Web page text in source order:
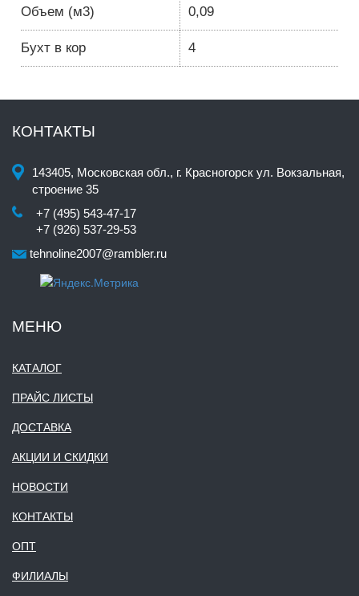
Объем (м3) 0,09
Бухт в кор 4
КОНТАКТЫ
143405, Московская обл., г. Красногорск ул. Вокзальная,
строение 35
+7 (495) 543-47-17
+7 (926) 537-29-53
tehnoline2007@rambler.ru
МЕНЮ
КАТАЛОГ
ПРАЙС ЛИСТЫ
ДОСТАВКА
АКЦИИ И СКИДКИ
НОВОСТИ
КОНТАКТЫ
ОПТ
ФИЛИАЛЫ